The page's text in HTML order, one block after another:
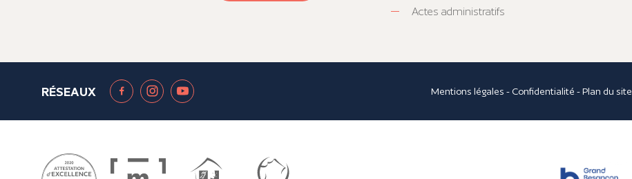
Actes administratifs
RÉSEAUX Mentions légales - Confidentialité -Plan du site